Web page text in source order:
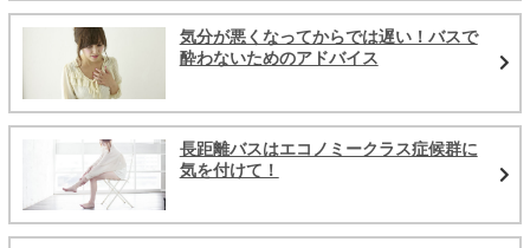
気分が悪くなってからでは遅い！バスで
酔わないためのアドバイス
長距離バスはエコノミークラス症候群に
気を付けて！